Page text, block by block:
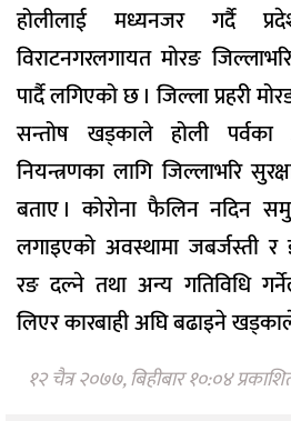
होलीलाई मध्यनजर गर्दै
विराटनगरलगायत मोरङ
पार्दै लगिएको छ । जिल्ला प्रहरी
सन्तोष खड्काले होली
नियन्त्रणका लागि जिल्लाभरि
बताए । कोरोना फैलिन नदिन
लगाइएको अवस्थामा जबर्जस्ती र
रङ दल्ने तथा अन्य गतिविधि
लिएर कारबाही अघि बढाइने
१२ चैत्र २०७७, बिहीबार १०:०४